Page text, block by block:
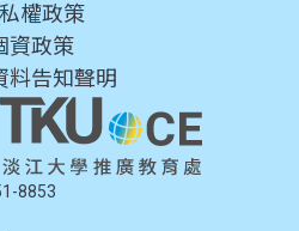
權政策
資政策
料告知聲明
8853